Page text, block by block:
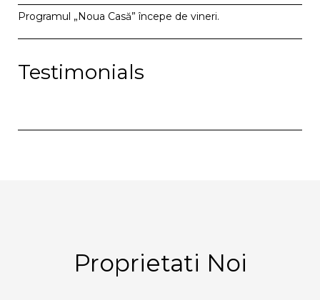
Programul „Noua Casă” începe de vineri.
Testimonials
Proprietati Noi